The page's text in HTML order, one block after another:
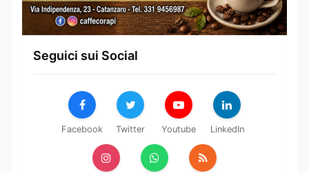
Seguici sui Social
Facebook Twitter Youtube LinkedIn